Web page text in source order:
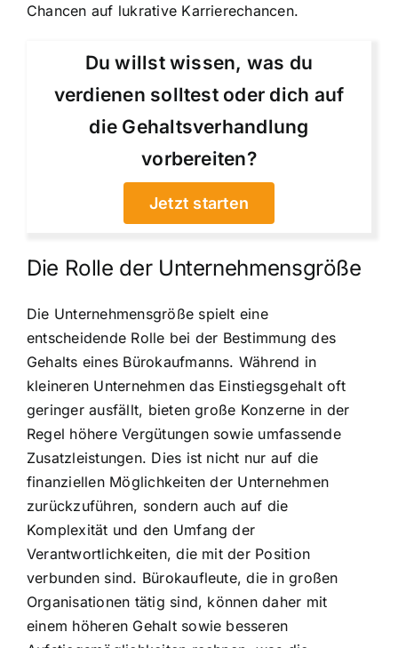
Chancen auf lukrative Karrierechancen.
Du willst wissen, was du
verdienen solltest oder dich auf
die Gehaltsverhandlung
vorbereiten?
Jetzt starten
Die Rolle der Unternehmensgröße
Die Unternehmensgröße spielt eine
entscheidende Rolle bei der Bestimmung des
Gehalts eines Bürokaufmanns. Während in
kleineren Unternehmen das Einstiegsgehalt oft
geringer ausfällt, bieten große Konzerne in der
Regel höhere Vergütungen sowie umfassende
Zusatzleistungen. Dies ist nicht nur auf die
finanziellen Möglichkeiten der Unternehmen
zurückzuführen, sondern auch auf die
Komplexität und den Umfang der
Verantwortlichkeiten, die mit der Position
verbunden sind. Bürokaufleute, die in großen
Organisationen tätig sind, können daher mit
einem höheren Gehalt sowie besseren